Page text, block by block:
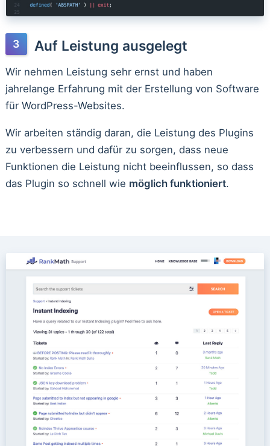
Auf Leistung ausgelegt
Wir nehmen Leistung sehr ernst und haben
jahrelange Erfahrung mit der Erstellung von Software
für WordPress-Websites.
Wir arbeiten ständig daran, die Leistung des Plugins
zu verbessern und dafür zu sorgen, dass neue
Funktionen die Leistung nicht beeinflussen, so dass
das Plugin so schnell wie möglich funktioniert.